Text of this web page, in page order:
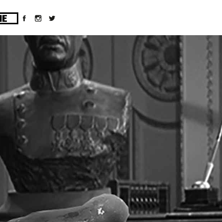
10/d43051023/htdocs/wordpress/wp-